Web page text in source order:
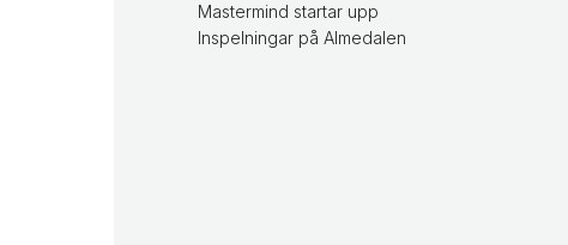
Mastermind startar upp
Inspelningar på Almedalen